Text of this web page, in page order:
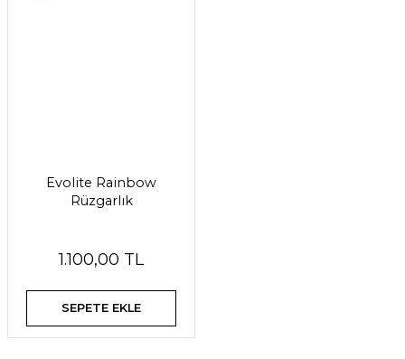
Evolite Rainbow
Rüzgarlık
1.100,00 TL
SEPETE EKLE